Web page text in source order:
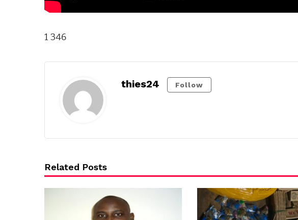
1 346
thies24 Follow
Related Posts